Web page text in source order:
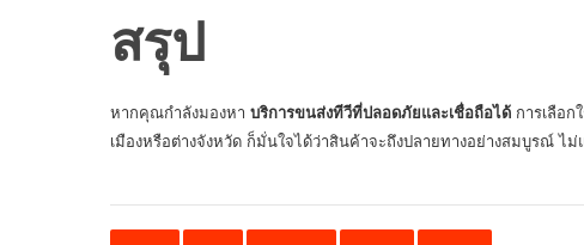
สรุป
หากคุณกำลังมองหา บริการขนส่งทีวีที่ปลอดภัยและเชื่อถือได้ การเลือ
เมืองหรือต่างจังหวัด ก็มั่นใจได้ว่าสินค้าจะถึงปลายทางอย่างสมบูรณ์ ไม่